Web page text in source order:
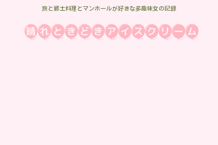
旅と郷土料理とマンホールが好きな多趣味女の記録